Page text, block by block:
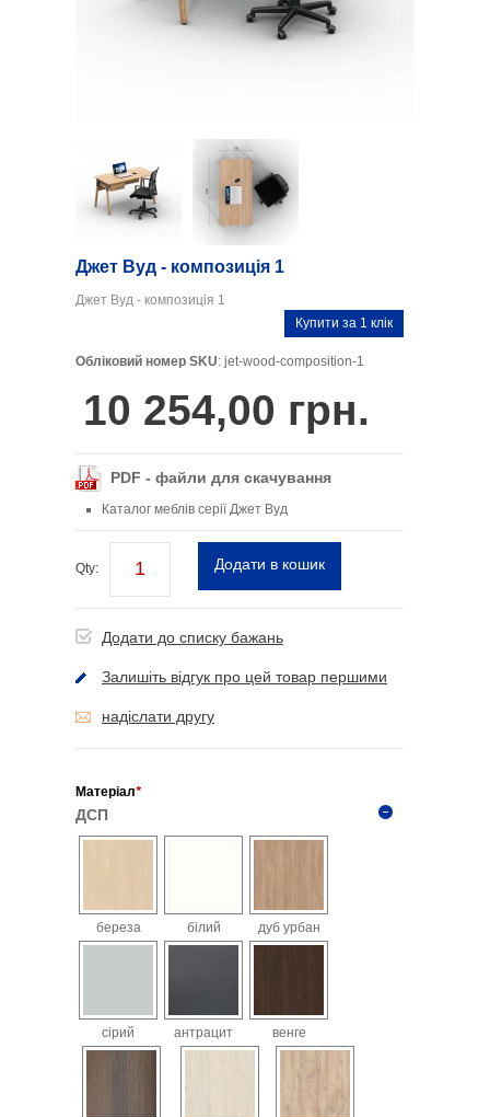
Джет Вуд - композиція 1
Джет Вуд - композиція 1
Купити за 1 клік
Обліковий номер SKU: jet-wood-composition-1
10 254,00 грн.
PDF - файли для скачування
Каталог меблів серії Джет Вуд
Qty: Додати в кошик
Додати до списку бажань
Залишіть відгук про цей товар першими
надіслати другу
*
Матеріал
ДСП
береза білий дуб урбан
сірий антрацит венге
*
Колір